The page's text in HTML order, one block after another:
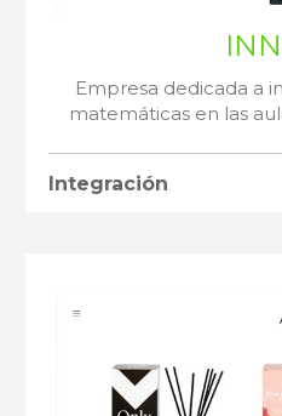
Empresa dedicada a
matemáticas en las
Integración